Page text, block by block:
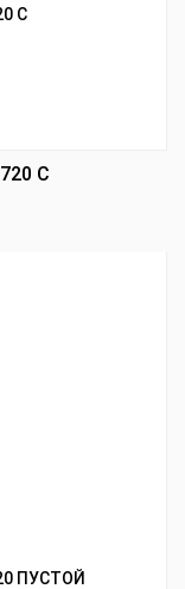
С
С
ПУСТОЙ